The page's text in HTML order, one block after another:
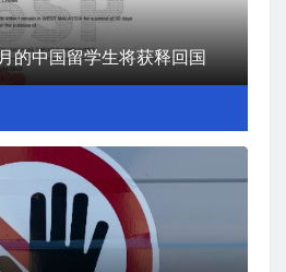
的中国留学生将获释回国